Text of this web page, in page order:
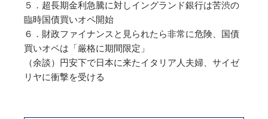
５．超長期金利急騰に対しイングランド銀行は苦渋の
臨時国債買いオペ開始
６．財政ファイナンスと見られたら非常に危険、国債
買いオペは「厳格に期間限定」
（余談）円安下で日本に来たイタリア人夫婦、サイゼ
リヤに衝撃を受ける